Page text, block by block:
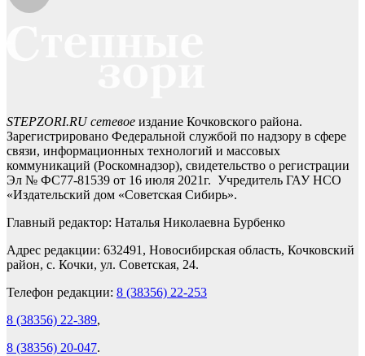
STEPZORI.RU сетевое издание Кочковского района.
Зарегистрировано Федеральной службой по надзору в сфере
связи, информационных технологий и массовых
коммуникаций (Роскомнадзор), свидетельство о регистрации
Эл № ФС77-81539 от 16 июля 2021г. Учредитель ГАУ НСО
«Издательский дом «Советская Сибирь».
Главный редактор: Наталья Николаевна Бурбенко
Адрес редакции: 632491, Новосибирская область, Кочковский
район, с. Кочки, ул. Советская, 24.
Телефон редакции: 8 (38356) 22-253
8 (38356) 22-389,
8 (38356) 20-047.